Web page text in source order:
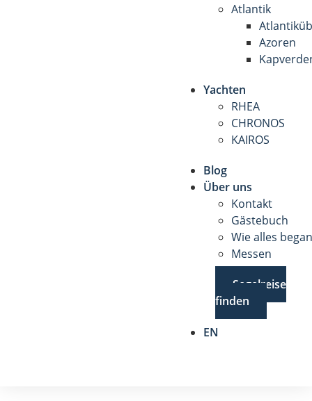
Atlantik
Azoren
Yachten
RHEA
CHRONOS
KAIROS
Blog
Über uns
Kontakt
Gästebuch
Wie alles
Messen
Segelreise
finden
EN